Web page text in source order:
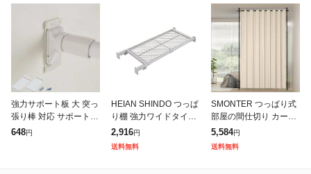
強力サポート板 大 突っ
張り棒 対応 サポート板
強力 ( 突っ張り棒対応
648円
HEIAN SHINDO つっぱ
り棚 強力ワイドタイプ
メッシュ ホワイト 耐荷
重50~30KG 幅73~112
CM TAI-1
2,916円
送料無料
SMONTER つっぱり式
部屋の間仕切り カーテ
ンポール 部屋仕切り 間
仕切りつっぱり棒 パー
テーション突っ張り棒
5,584円
送料無料